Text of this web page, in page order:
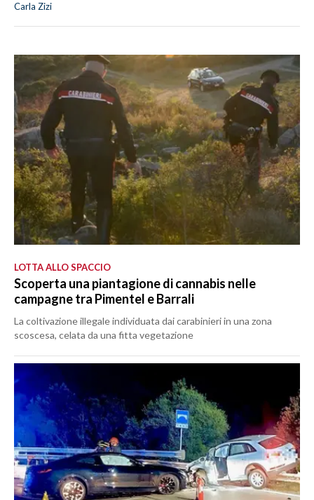
Carla Zizi
LOTTA ALLO SPACCIO
Scoperta una piantagione di cannabis nelle
campagne tra Pimentel e Barrali
La coltivazione illegale individuata dai carabinieri in una zona
scoscesa, celata da una fitta vegetazione